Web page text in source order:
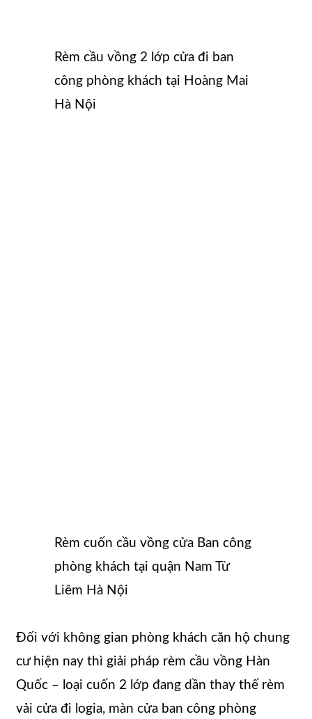
Rèm cầu vồng 2 lớp cửa đi ban
công phòng khách tại Hoàng Mai
Hà Nội
Rèm cuốn cầu vồng cửa Ban công
phòng khách tại quận Nam Từ
Liêm Hà Nội
Đối với không gian phòng khách căn hộ chung
cư hiện nay thì giải pháp rèm cầu vồng Hàn
Quốc – loại cuốn 2 lớp đang dần thay thế rèm
vải cửa đi logia, màn cửa ban công phòng